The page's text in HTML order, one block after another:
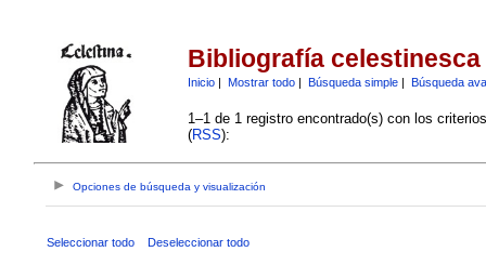
Bibliografía celestinesca
Inicio| Mostrar todo| Búsqueda simple| Búsqueda
1–1 de 1 registro encontrado(s) con los
(RSS):
Opciones de búsqueda y visualización
Seleccionar todo Deseleccionar todo